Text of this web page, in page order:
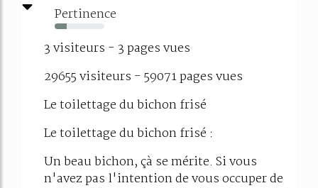
Pertinence
24%
3 visiteurs - 3 pages vues
29655 visiteurs - 59071 pages vues
Le toilettage du bichon frisé
Le toilettage du bichon frisé :
Un beau bichon, çà se mérite. Si vous
n'avez pas l'intention de vous occuper de